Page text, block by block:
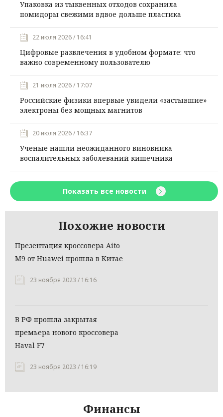
Упаковка из тыквенных отходов сохранила
помидоры свежими вдвое дольше пластика
22 июля 2026 / 16:41
Цифровые развлечения в удобном формате: что
важно современному пользователю
21 июля 2026 / 17:07
Российские физики впервые увидели «застывшие»
электроны без мощных магнитов
20 июля 2026 / 16:37
Ученые нашли неожиданного виновника
воспалительных заболеваний кишечника
Показать все новости
Похожие новости
Презентация кроссовера Aito
M9 от Huawei прошла в Китае
23 ноября 2023 / 16:16
В РФ прошла закрытая
премьера нового кроссовера
Haval F7
23 ноября 2023 / 16:19
Финансы